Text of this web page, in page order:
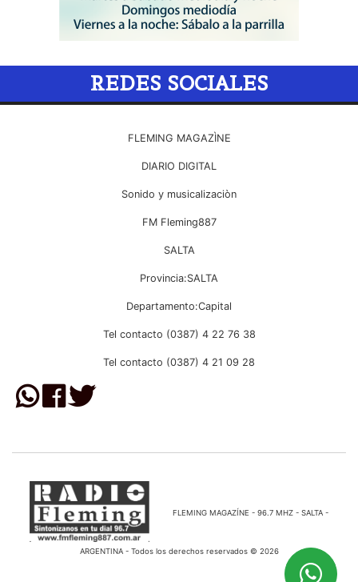
REDES SOCIALES
FLEMING MAGAZÌNE
DIARIO DIGITAL
Sonido y musicalizaciòn
FM Fleming887
SALTA
Provincia:SALTA
Departamento:Capital
Tel contacto (0387) 4 22 76 38
Tel contacto (0387) 4 21 09 28
FLEMING MAGAZÍNE - 96.7 MHZ - SALTA -
ARGENTINA - Todos los derechos reservados © 2026